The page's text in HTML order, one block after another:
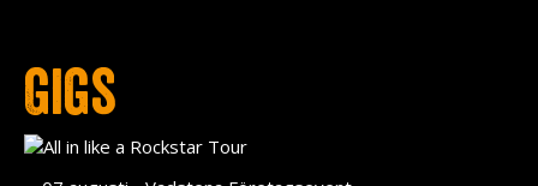
Teknik
Contact
Gigs